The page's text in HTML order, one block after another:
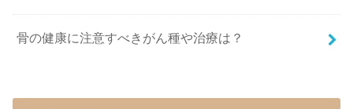
骨の健康に注意すべきがん種や治療は？